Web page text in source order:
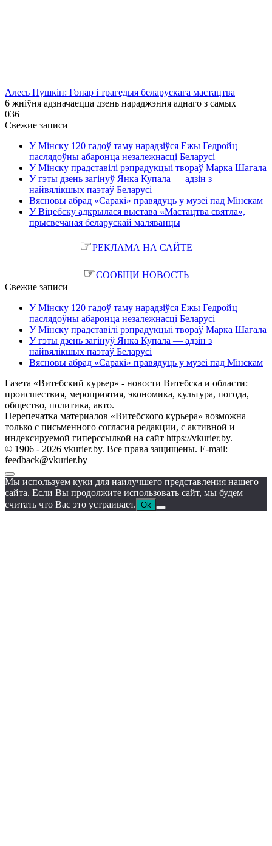
Алесь Пушкін: Гонар і трагедыя беларускага мастацтва
6 жніўня адзначаецца дзень нараджэння аднаго з самых
036
Свежие записи
У Мінску 120 гадоў таму нарадзіўся Ежы Гедройц —
паслядоўны абаронца незалежнасці Беларусі
У Мінску прадставілі рэпрадукцыі твораў Марка Шагала
У гэты дзень загінуў Янка Купала — адзін з
найвялікшых паэтаў Беларусі
Вясновы абрад «Саракі» правядуць у музеі пад Мінскам
У Віцебску адкрылася выстава «Мастацтва святла»,
прысвечаная беларускай маляванцы
☞РЕКЛАМА НА САЙТЕ
☞СООБЩИ НОВОСТЬ
Свежие записи
У Мінску 120 гадоў таму нарадзіўся Ежы Гедройц —
паслядоўны абаронца незалежнасці Беларусі
У Мінску прадставілі рэпрадукцыі твораў Марка Шагала
У гэты дзень загінуў Янка Купала — адзін з
найвялікшых паэтаў Беларусі
Вясновы абрад «Саракі» правядуць у музеі пад Мінскам
Газета «Витебский курьер» - новости Витебска и области:
происшествия, мероприятия, экономика, культура, погода,
общество, политика, авто.
Перепечатка материалов «Витебского курьера» возможна
только с письменного согласия редакции, с активной и
индексируемой гиперссылкой на сайт https://vkurier.by.
© 1906 - 2026 vkurier.by. Все права защищены. E-mail:
feedback@vkurier.by
Мы используем куки для наилучшего представления нашего
сайта. Если Вы продолжите использовать сайт, мы будем
считать что Вас это устраивает. Ok